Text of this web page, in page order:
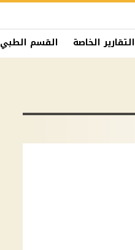
التقارير الخاصة القسم الطبي